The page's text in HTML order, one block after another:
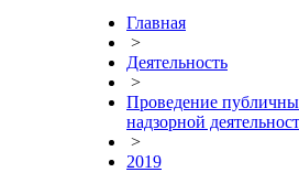
Главная
>
Деятельность
>
Проведение
надзорной
>
2019